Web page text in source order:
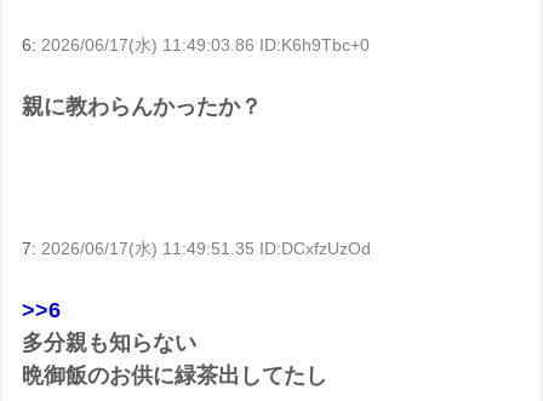
6:2026/06/17(水) 11:49:03.86 ID:K6h9Tbc+0
親に教わらんかったか？
7: 2026/06/17(水) 11:49:51.35 ID:DCxfzUzOd
>>6
多分親も知らない
晩御飯のお供に緑茶出してたし